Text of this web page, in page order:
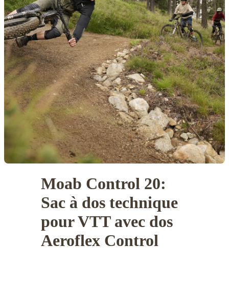
Moab Control 20:
Sac à dos technique
pour VTT avec dos
Aeroflex Control